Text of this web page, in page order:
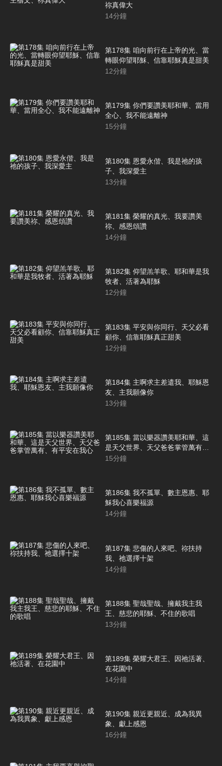
祢真偉大
14分鐘
第178集 咱向前行在上帝的光、當
轉眼仰望耶穌、信靠耶穌真是甜美
12分鐘
第179集 你們要讚美耶和華、當用
全心、我不能遠離神
15分鐘
第180集 恩愛永偕、我是祂的孩
子、我深愛主
13分鐘
第181集 榮耀的真光、我要讚美
祢、感恩頌讚
14分鐘
第182集 仰望羔羊歌、耶和華是我
牧者、活著為耶穌
12分鐘
第183集 平安與你同行、天父必看
顧你、信靠耶穌真正甜美
12分鐘
第184集 主啊求主差遣我、耶穌恩
友、主我願像你
13分鐘
第185集 當以樂器讚美耶和華、這
是天父世界、天父爸爸掌管萬有、
有平安在我心
15分鐘
第186集 我不孤單、數主恩惠、耶
穌我心喜樂福源
14分鐘
第187集 悲傷的人來吧、祢扶持
我、祂選擇十架
14分鐘
第188集 聖哉聖哉、擁戴我主我
王、慈悲的耶穌、不住的歌唱
13分鐘
第189集 榮耀大君王、因祂活著、
在花園中
14分鐘
第190集 親近更親近、成為我異
象、獻上感恩
16分鐘